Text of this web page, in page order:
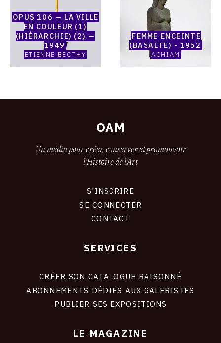
Beothy,
Opus
106
Ville
en
OPUS 106 — LA VILLE
EN COULEUR (1)
(HIÉRARCHIE) (2) —
1949
ETIENNE BEOTHY
enceinte
(Basalte)
1952
FEMME ENCEINTE
(BASALTE) - 1952
ACHIAM
OAM
Un média pour créer, conserver et promouvoir
l'Histoire de l'Art
S'INSCRIRE
SE CONNECTER
CONTACT
SERVICES
CRÉER SON CATALOGUE RAISONNÉ
ABONNEMENTS DÉDIÉS AUX GALERISTES
PUBLIER SES EXPOSITIONS
LE MAGAZINE